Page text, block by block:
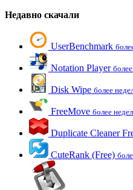
Недавно скачали
UserBenchmark
Notation Player
Disk Wipe более
FreeMove более
Duplicate Cleaner
CuteRank (Free)